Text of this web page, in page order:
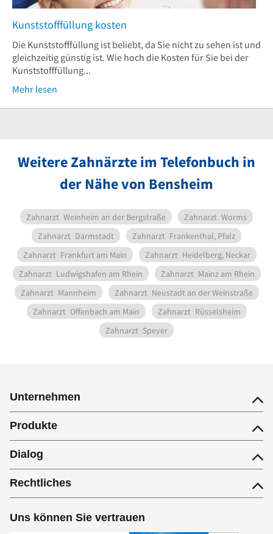
Kunststofffüllung kosten
Die Kunststofffüllung ist beliebt, da Sie nicht zu sehen ist und
gleichzeitig günstig ist. Wie hoch die Kosten für Sie bei der
Kunststofffüllung...
Mehr lesen
Weitere Zahnärzte im Telefonbuch in
der Nähe von Bensheim
Zahnarzt Weinheim an der Bergstraße Zahnarzt Worms
Zahnarzt Darmstadt Zahnarzt Frankenthal, Pfalz
Zahnarzt Frankfurt am Main Zahnarzt Heidelberg, Neckar
Zahnarzt Ludwigshafen am Rhein Zahnarzt Mainz am Rhein
Zahnarzt Mannheim Zahnarzt Neustadt an der Weinstraße
Zahnarzt Offenbach am Main Zahnarzt Rüsselsheim
Zahnarzt Speyer
Unternehmen
Produkte
Dialog
Rechtliches
Uns können Sie vertrauen